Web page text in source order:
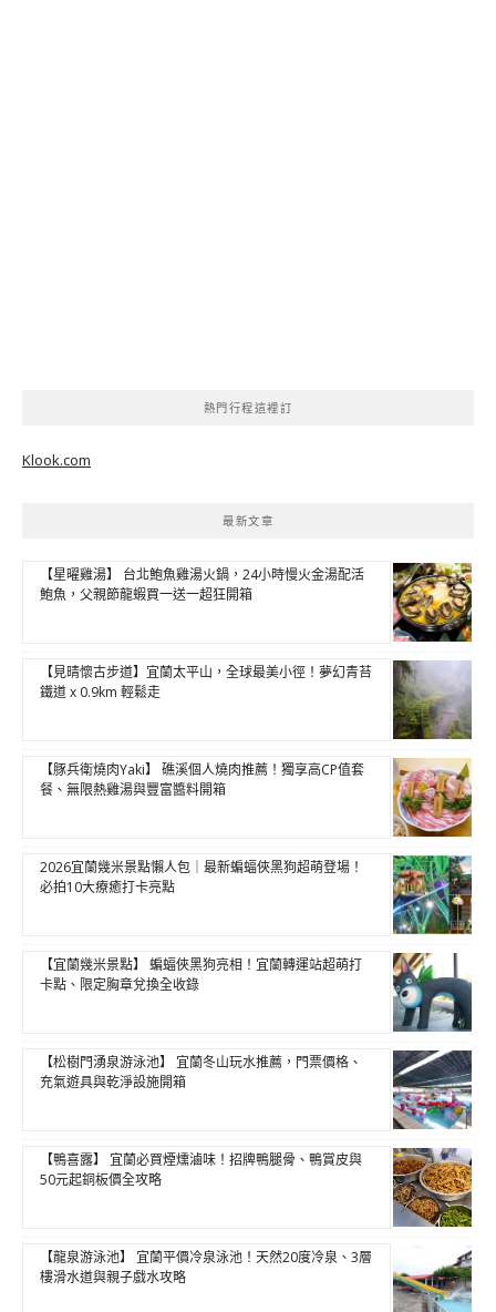
熱門行程這裡訂
Klook.com
最新文章
【星曜雞湯】 台北鮑魚雞湯火鍋，24小時慢火金湯配活
鮑魚，父親節龍蝦買一送一超狂開箱
【見晴懷古步道】宜蘭太平山，全球最美小徑！夢幻青苔
鐵道 x 0.9km 輕鬆走
【豚兵衛燒肉Yaki】 礁溪個人燒肉推薦！獨享高CP值套
餐、無限熱雞湯與豐富醬料開箱
2026宜蘭幾米景點懶人包｜最新蝙蝠俠黑狗超萌登場！
必拍10大療癒打卡亮點
【宜蘭幾米景點】 蝙蝠俠黑狗亮相！宜蘭轉運站超萌打
卡點、限定胸章兌換全收錄
【松樹門湧泉游泳池】 宜蘭冬山玩水推薦，門票價格、
充氣遊具與乾淨設施開箱
【鴨喜露】 宜蘭必買煙燻滷味！招牌鴨腿骨、鴨賞皮與
50元起銅板價全攻略
【龍泉游泳池】 宜蘭平價冷泉泳池！天然20度冷泉、3層
樓滑水道與親子戲水攻略